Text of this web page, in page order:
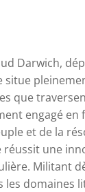
Darwich,
situe
que
engagé en
et de la
réussit une
Militant
les domaines